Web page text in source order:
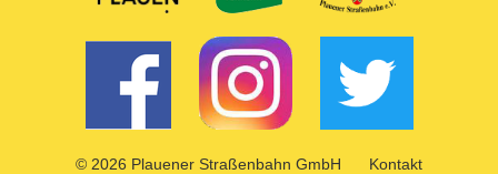
Das Kleingedruckte
© 2026 Plauener Straßenbahn GmbH
Kontakt